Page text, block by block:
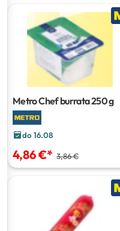
Metro Chef burrata250 g
do 16.08
4,86 €* 3,86 €